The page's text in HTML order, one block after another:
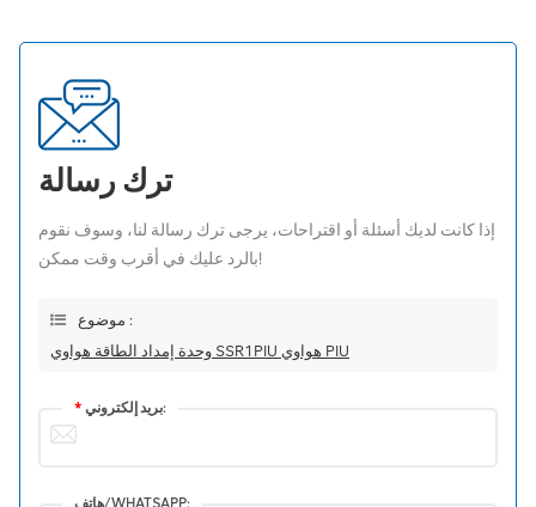
ترك رسالة
إذا كانت لديك أسئلة أو اقتراحات، يرجى ترك رسالة لنا، وسوف نقوم
بالرد عليك في أقرب وقت ممكن!
موضوع :
وحدة إمداد الطاقة هواوي SSR1PIU هواوي PIU
* بريد إلكتروني:
هاتف/WHATSAPP: